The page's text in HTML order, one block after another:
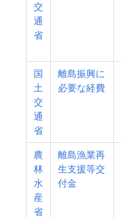
交
通
省
国
土
交
通
省
離島振興に
必要な経費
農
林
水
産
省
離島漁業再
生支援等交
付金